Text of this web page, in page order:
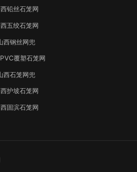
铅丝石笼网
五绞石笼网
西钢丝网兜
覆塑石笼网
西石笼网兜
护坡石笼网
固滨石笼网